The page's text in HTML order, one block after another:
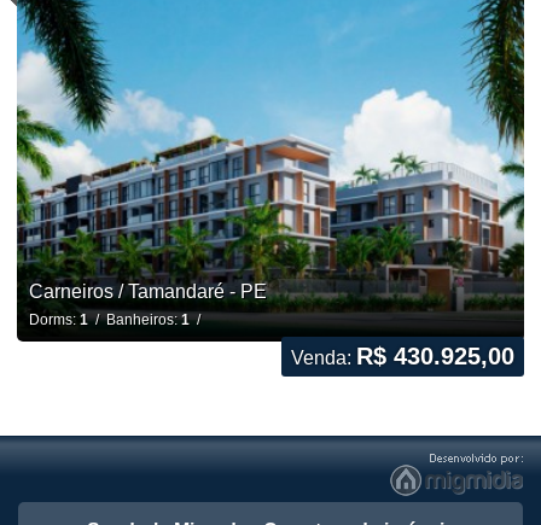
Carneiros / Tamandaré - PE
Dorms: 1/ Banheiros:1/
Venda: R$ 430.925,00